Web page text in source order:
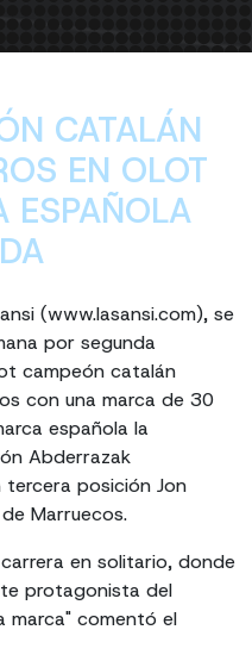
CATALÁN
EN OLOT
ESPAÑOLA
(www.lasansi.com), se
por segunda
campeón catalán
con una marca de 30
española la
Abderrazak
tercera posición Jon
Marruecos.
en solitario, donde
protagonista del
marca" comentó el